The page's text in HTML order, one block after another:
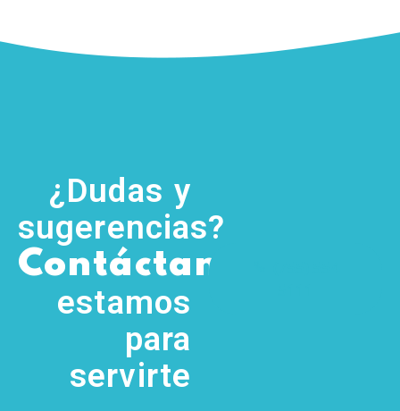
¿Dudas y
sugerencias?
Contáctanos
estamos
para
servirte